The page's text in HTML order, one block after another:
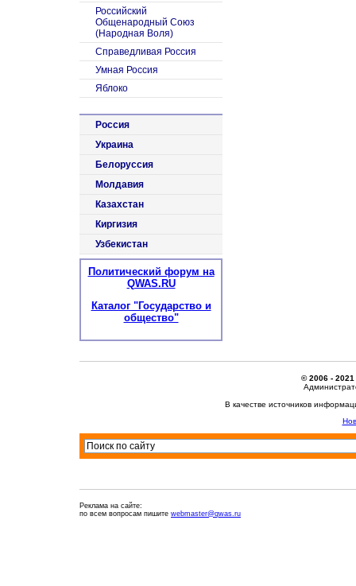
Российский
Общенародный Союз
(Народная Воля)
Справедливая Россия
Умная Россия
Яблоко
Россия
Украина
Белоруссия
Молдавия
Казахстан
Киргизия
Узбекистан
Политический форум на
QWAS.RU
Каталог "Государство и
общество"
© 2006 - 2021
В качестве источников
Реклама на сайте:
по всем вопросам пишите webmaster@qwas.ru